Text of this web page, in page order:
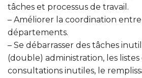
tâches et processus de travail.
– Améliorer la coordination
départements.
– Se débarrasser des tâches
(double) administration, les listes
consultations inutiles, le